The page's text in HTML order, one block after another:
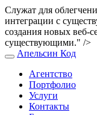
Cлужат для
интеграции с
создания новых веб-
существующими." />
Апельсин Код
Агентство
Портфолио
Услуги
Контакты